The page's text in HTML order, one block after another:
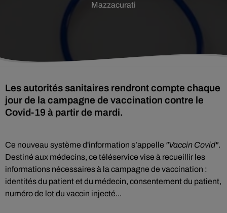
Mazzacurati
Les autorités sanitaires rendront compte chaque
jour de la campagne de vaccination contre le
Covid-19 à partir de mardi.
Ce nouveau système d'information s’appelle "Vaccin Covid".
Destiné aux médecins, ce téléservice vise à recueillir les
informations nécessaires à la campagne de vaccination :
identités du patient et du médecin, consentement du patient,
numéro de lot du vaccin injecté...